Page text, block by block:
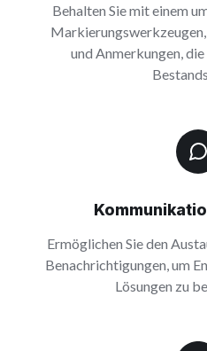
Behalten Sie mit einem
und Anmerkungen,
Ermöglichen Sie den
Benachrichtigungen, um
Lösungen zu